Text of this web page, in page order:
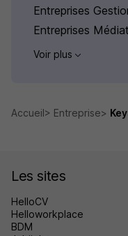
Entreprises
Entreprises
Voir plus
Accueil Entreprise
Les sites
HelloCV
Helloworkplace
BDM